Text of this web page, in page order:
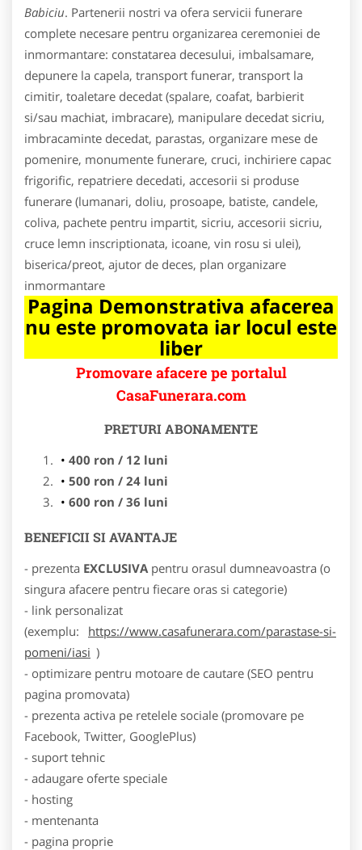
Babiciu. Partenerii nostri va ofera servicii funerare
complete necesare pentru organizarea ceremoniei de
inmormantare: constatarea decesului, imbalsamare,
depunere la capela, transport funerar, transport la
cimitir, toaletare decedat (spalare, coafat, barbierit
si/sau machiat, imbracare), manipulare decedat sicriu,
imbracaminte decedat, parastas, organizare mese de
pomenire, monumente funerare, cruci, inchiriere capac
frigorific, repatriere decedati, accesorii si produse
funerare (lumanari, doliu, prosoape, batiste, candele,
coliva, pachete pentru impartit, sicriu, accesorii sicriu,
cruce lemn inscriptionata, icoane, vin rosu si ulei),
biserica/preot, ajutor de deces, plan organizare
inmormantare
Pagina Demonstrativa afacerea
nu este promovata iar locul este
liber
Promovare afacere pe portalul
CasaFunerara.com
PRETURI ABONAMENTE
400 ron / 12 luni
500 ron / 24 luni
600 ron / 36 luni
BENEFICII SI AVANTAJE
- prezenta EXCLUSIVA pentru orasul dumneavoastra (o
singura afacere pentru fiecare oras si categorie)
- link personalizat
(exemplu:
https://www.casafunerara.com/parastase-si-
pomeni/iasi )
- optimizare pentru motoare de cautare (SEO pentru
pagina promovata)
- prezenta activa pe retelele sociale (promovare pe
Facebook, Twitter, GooglePlus)
- suport tehnic
- adaugare oferte speciale
- hosting
- mentenanta
- pagina proprie